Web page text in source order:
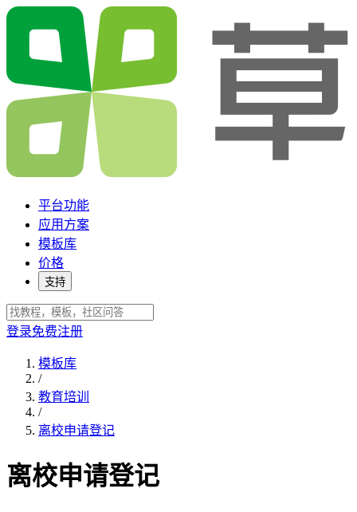
平台功能
应用方案
模板库
价格
支持
登录免费注册
模板库
/
教育培训
/
离校申请登记
离校申请登记